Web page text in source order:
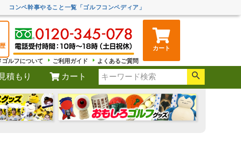
コンペ幹事やること一覧「ゴルフコンペディア」
カート
ゴルフについて ご利用ガイド よくあるご質問
積もり カート